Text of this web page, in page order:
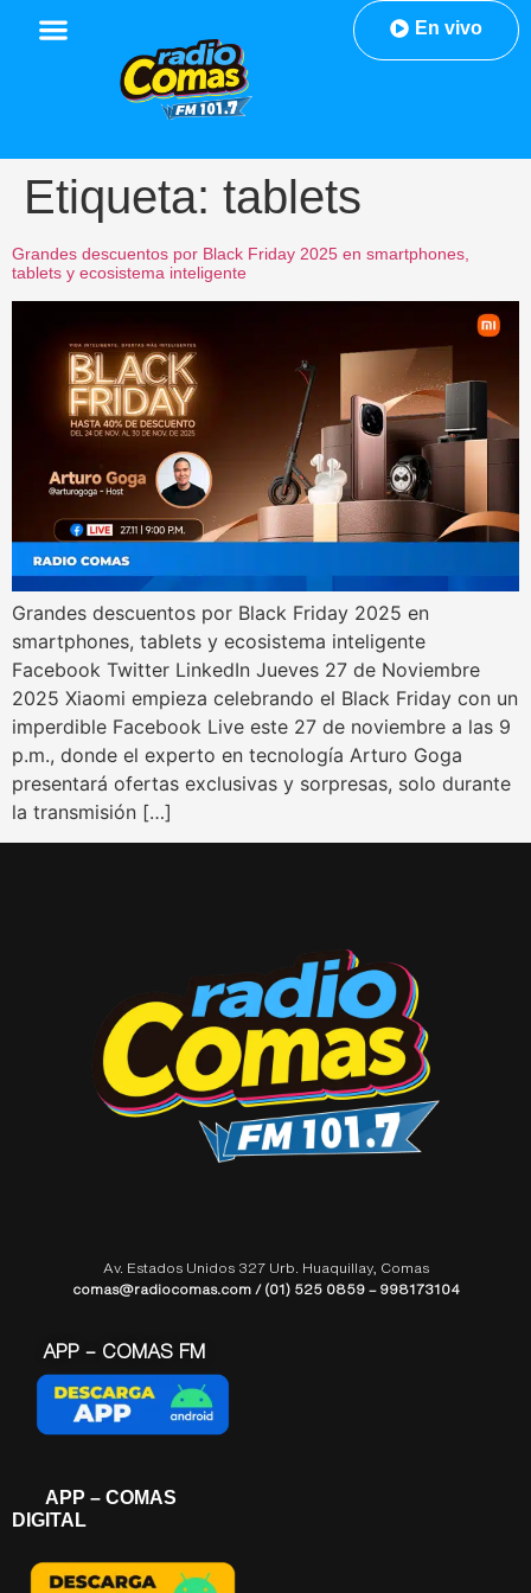
En vivo
Etiqueta: tablets
Grandes descuentos por Black Friday 2025 en smartphones,
tablets y ecosistema inteligente
Grandes descuentos por Black Friday 2025 en
smartphones, tablets y ecosistema inteligente
Facebook Twitter LinkedIn Jueves 27 de Noviembre
2025 Xiaomi empieza celebrando el Black Friday con un
imperdible Facebook Live este 27 de noviembre a las 9
p.m., donde el experto en tecnología Arturo Goga
presentará ofertas exclusivas y sorpresas, solo durante
la transmisión […]
Av. Estados Unidos 327 Urb. Huaquillay, Comas
comas@radiocomas.com / (01) 525 0859 – 998173104
APP – COMAS FM
APP – COMAS
DIGITAL